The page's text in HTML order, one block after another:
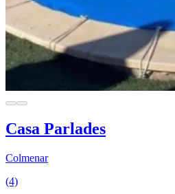
Casa Parlades
Colmenar
(4)